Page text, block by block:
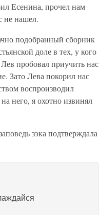
Есенина, прочел нам
не нашел.
подобранный сборник
доле в тех, у кого
пробовал приучить нас
Зато Лева покорил нас
воспроизводил
него, я охотно извинял
зэка подтверждала